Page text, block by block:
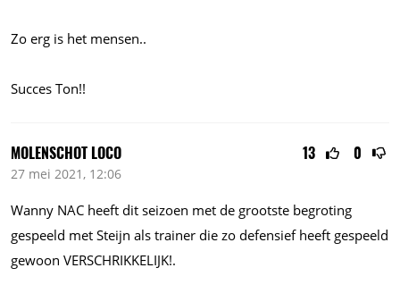
Zo erg is het mensen..
Succes Ton!!
13 0
MOLENSCHOT LOCO
27 mei 2021, 12:06
Wanny NAC heeft dit seizoen met de grootste begroting
gespeeld met Steijn als trainer die zo defensief heeft gespeeld
gewoon VERSCHRIKKELIJK!.